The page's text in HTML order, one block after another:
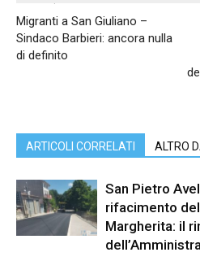
Migranti a San Giuliano –
Sindaco Barbieri: ancora nulla
di definito
ARTICOLI CORRELATI ALTRO
San Pietro
rifacimento
Margherita: il